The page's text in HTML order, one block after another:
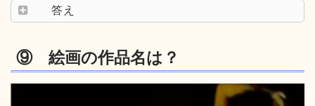
答え
⑨ 絵画の作品名は？